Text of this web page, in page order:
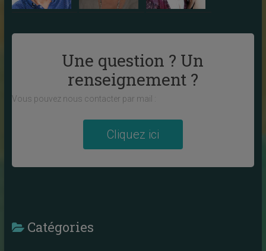
Une question ? Un
renseignement ?
Vous pouvez nous contacter par mail :
Cliquez ici
Catégories